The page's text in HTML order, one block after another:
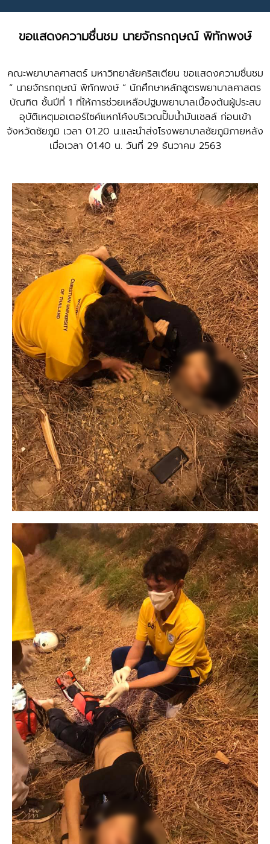
ขอแสดงความชื่นชม นายจักรกฤษณ์ พิทักพงษ์
คณะพยาบาลศาสตร์ มหาวิทยาลัยคริสเตียน ขอแสดงความชื่นชม
” นายจักรกฤษณ์ พิทักพงษ์ ” นักศึกษาหลักสูตรพยาบาลศาสตร
บัณฑิต ชั้นปีที่ 1 ที่ให้การช่วยเหลือปฐมพยาบาลเบื้องต้นผู้ประสบ
อุบัติเหตุมอเตอร์ไซค์แหกโค้งบริเวณปั๊มน้ำมันเชลล์ ก่อนเข้า
จังหวัดชัยภูมิ เวลา 01.20 น.และนำส่งโรงพยาบาลชัยภูมิภายหลัง
เมื่อเวลา 01.40 น. วันที่ 29 ธันวาคม 2563